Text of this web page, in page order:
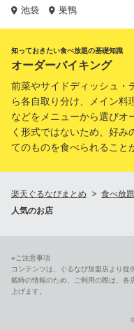
池袋 巣鴨
知っておきたい食べ放題の基礎知識
オーダーバイキング
前菜やサイドディッシュ・
ら各自取り分け、メイン料
などをメニューから選びオ
く形式ではないため、好み
てのものを食べられること
楽天ぐるなびまとめ 食べ放題
人気のお店
※ご注意事項
コンテンツは、ぐるなび加盟店より
載時の情報のため、ご利用の際は、各
上げます。